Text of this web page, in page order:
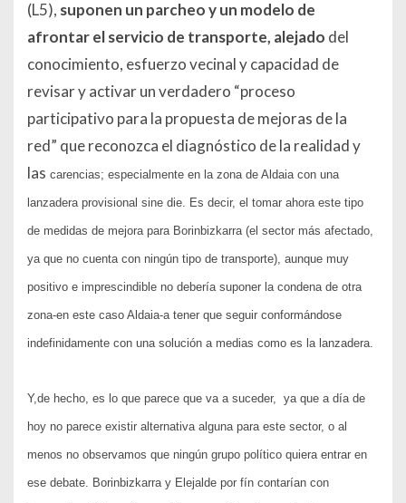
(L5), suponen un parcheo y un modelo de
afrontar el servicio de transporte, alejado del
conocimiento, esfuerzo vecinal y capacidad de
revisar y activar un verdadero “proceso
participativo para la propuesta de mejoras de la
red” que reconozca el diagnóstico de la realidad y
las carencias; especialmente en la zona de Aldaia con una
lanzadera provisional sine die. Es decir, el tomar ahora este tipo
de medidas de mejora para Borinbizkarra (el sector más afectado,
ya que no cuenta con ningún tipo de transporte), aunque muy
positivo e imprescindible no debería suponer la condena de otra
zona-en este caso Aldaia-a tener que seguir conformándose
indefinidamente con una solución a medias como es la lanzadera.
Y,de hecho, es lo que parece que va a suceder, ya que a día de
hoy no parece existir alternativa alguna para este sector, o al
menos no observamos que ningún grupo político quiera entrar en
ese debate. Borinbizkarra y Elejalde por fín contarían con